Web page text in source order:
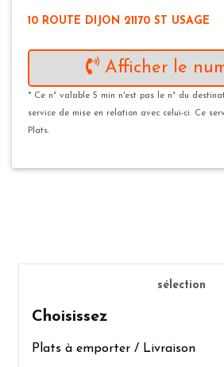
10 ROUTE DIJON 21170 ST USAGE
Afficher le
* Ce n° valable 5 min n'est pas le n° du
service de mise en relation avec celui-ci. Ce
Plats.
sélection
Choisissez
Plats à emporter / Livraison